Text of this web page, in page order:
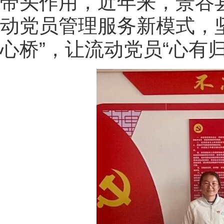
动党员管理服务新模式，
心桥”，让流动党员“心有